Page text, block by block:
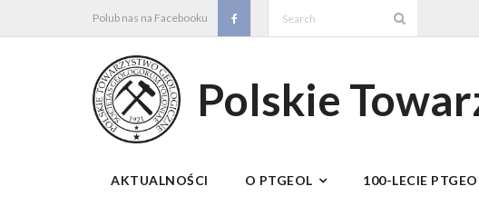
Polub nas na Facebooku
Polskie
AKTUALNOŚCI O PTGEOL 100-LECIE